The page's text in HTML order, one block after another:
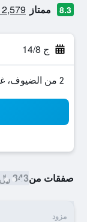
8.3 ممتاز 2,579 من التقييمات تم التحقق منها
ج 14/8
2 من الضيوف، غرفة واحدة
صفقات من343 ﷼
مزود